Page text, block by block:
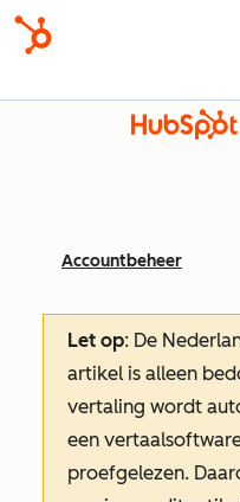
Accountbeheer
Let op: De
artikel is alleen
vertaling wordt
een
proefgelezen.